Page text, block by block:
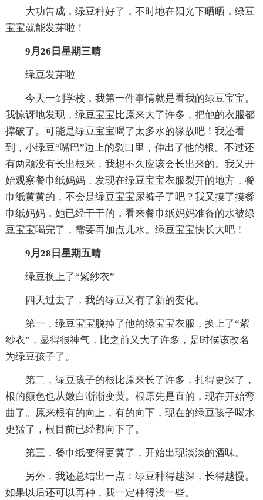
大功告成，绿豆种好了，不时地在阳光下晒晒，绿豆
宝宝就能发芽啦！
9月26日星期三晴
绿豆发芽啦
今天一到学校，我第一件事情就是看我的绿豆宝宝。
我惊讶地发现，绿豆宝宝比原来大了许多，把他的衣服都
撑破了。可能是绿豆宝宝喝了太多水的缘故吧！我还看
到，小绿豆“嘴巴”边上的裂口里，伸出了他的根。不过还
有两颗没有长出根来，我想不久应该会长出来的。我又开
始观察餐巾纸妈妈，发现在绿豆宝宝衣服裂开的地方，餐
巾纸黄黄的，不会是绿豆宝宝尿裤子了吧？我又摸了摸餐
巾纸妈妈，她已经干干的，看来餐巾纸妈妈准备的水被绿
豆宝宝喝完了，需要再加点儿水。绿豆宝宝快长大吧！
9月28日星期五晴
绿豆换上了“紫纱衣”
四天过去了，我的绿豆又有了新的变化。
第一，绿豆宝宝脱掉了他的绿宝宝衣服，换上了“紫
纱衣”，显得很神气，比之前又大了许多，是时候该改名
为绿豆孩子了。
第二，绿豆孩子的根比原来长了许多，扎得更深了，
根的颜色也从嫩白渐渐变黄。根原先是直的，现在开始弯
曲了。原来根有的向上，有的向下，现在的绿豆孩子喝水
更猛了，根目前已经都向下了。
第三，餐巾纸变得更黄了，开始出现淡淡的酒味。
另外，我还总结出一点：绿豆种得越深，长得越慢。
如果以后还可以再种，我一定种得浅一些。